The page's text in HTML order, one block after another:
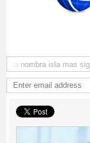
nombra isla mas